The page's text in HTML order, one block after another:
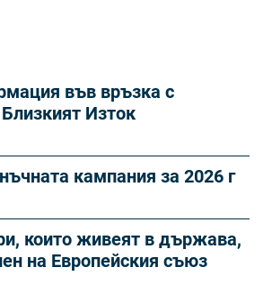
във връзка с
Изток
кампания за 2026 г
които живеят в държава,
на Европейския съюз